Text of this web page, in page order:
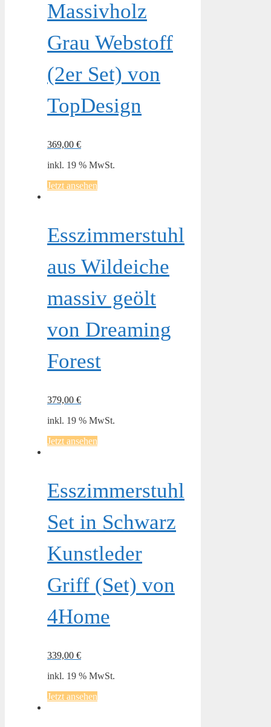
Massivholz
Grau Webstoff
(2er Set) von
TopDesign
369,00 €
inkl. 19 % MwSt.
Jetzt ansehen
Esszimmerstuhl
aus Wildeiche
massiv geölt
von Dreaming
Forest
379,00 €
inkl. 19 % MwSt.
Jetzt ansehen
Esszimmerstuhl
Set in Schwarz
Kunstleder
Griff (Set) von
4Home
339,00 €
inkl. 19 % MwSt.
Jetzt ansehen